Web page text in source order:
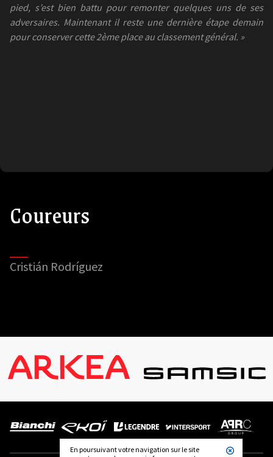
En poursuivant votre navigation sur le site
pied, s’est bien battu pour remonter quelques uns de ses
adversaires. Maintenant il reste une dernière étape demain
pour conserver cette 2ème place au classement général. »
Coureurs
Cristián Rodríguez